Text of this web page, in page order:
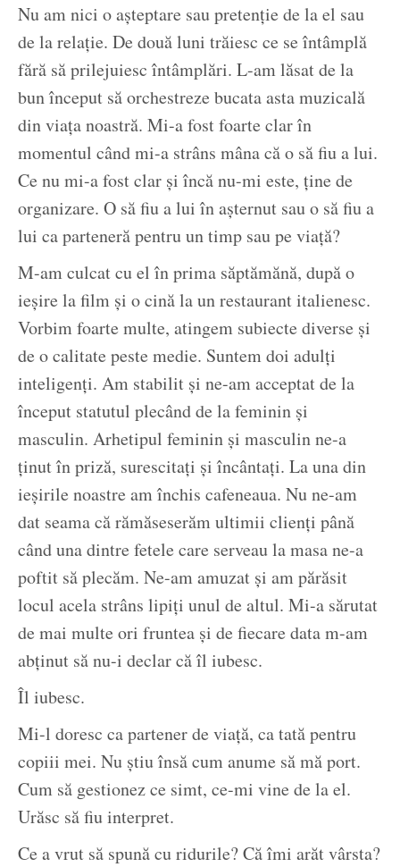
Nu am nici o așteptare sau pretenție de la el sau
de la relație. De două luni trăiesc ce se întâmplă
fără să prilejuiesc întâmplări. L-am lăsat de la
bun început să orchestreze bucata asta muzicală
din viața noastră. Mi-a fost foarte clar în
momentul când mi-a strâns mâna că o să fiu a lui.
Ce nu mi-a fost clar și încă nu-mi este, ține de
organizare. O să fiu a lui în așternut sau o să fiu a
lui ca parteneră pentru un timp sau pe viață?
M-am culcat cu el în prima săptămănă, după o
ieșire la film și o cină la un restaurant italienesc.
Vorbim foarte multe, atingem subiecte diverse și
de o calitate peste medie. Suntem doi adulți
inteligenți. Am stabilit și ne-am acceptat de la
început statutul plecând de la feminin și
masculin. Arhetipul feminin și masculin ne-a
ținut în priză, surescitați și încântați. La una din
ieșirile noastre am închis cafeneaua. Nu ne-am
dat seama că rămăseserăm ultimii clienți până
când una dintre fetele care serveau la masa ne-a
poftit să plecăm. Ne-am amuzat și am părăsit
locul acela strâns lipiți unul de altul. Mi-a sărutat
de mai multe ori fruntea și de fiecare data m-am
abținut să nu-i declar că îl iubesc.
Îl iubesc.
Mi-l doresc ca partener de viață, ca tată pentru
copiii mei. Nu știu însă cum anume să mă port.
Cum să gestionez ce simt, ce-mi vine de la el.
Urăsc să fiu interpret.
Ce a vrut să spună cu ridurile? Că îmi arăt vârsta?